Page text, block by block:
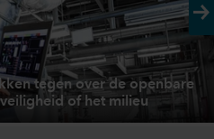
tegen over de openbare
of het milieu